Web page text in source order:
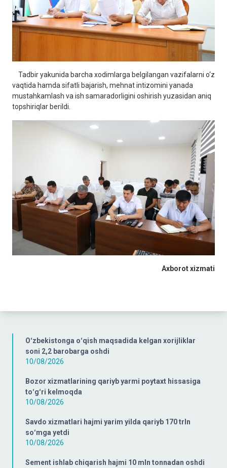
Oʻzbekistonga oʻqish maqsadida kelgan xorijliklar
soni 2,2 barobarga oshdi
10/08/2026
Bozor xizmatlarining qariyb yarmi poytaxt hissasiga
toʻgʻri kelmoqda
10/08/2026
Savdo xizmatlari hajmi yarim yilda qariyb 170 trln
soʻmga yetdi
10/08/2026
Sement ishlab chiqarish hajmi 10 mln tonnadan oshdi
Tadbir yakunida barcha xodimlarga belgilangan vazifalarni o‘z
vaqtida hamda sifatli bajarish, mehnat intizomini yanada
mustahkamlash va ish samaradorligini oshirish yuzasidan aniq
topshiriqlar berildi.
Axborot xizmati